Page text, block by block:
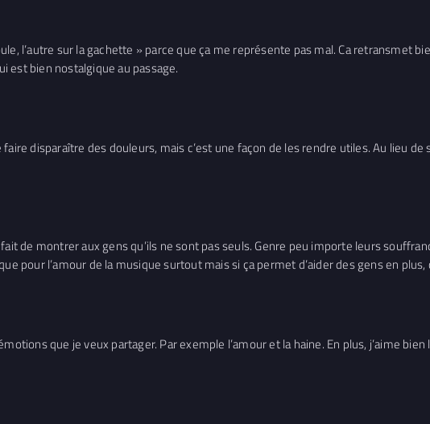
l’autre sur la gachette » parce que ça me représente pas mal. Ca retransmet
est bien nostalgique au passage.
disparaître des douleurs, mais c’est une façon de les rendre utiles. Au lieu
de montrer aux gens qu’ils ne sont pas seuls. Genre peu importe leurs
pour l’amour de la musique surtout mais si ça permet d’aider des gens en
que je veux partager. Par exemple l’amour et la haine. En plus, j’aime